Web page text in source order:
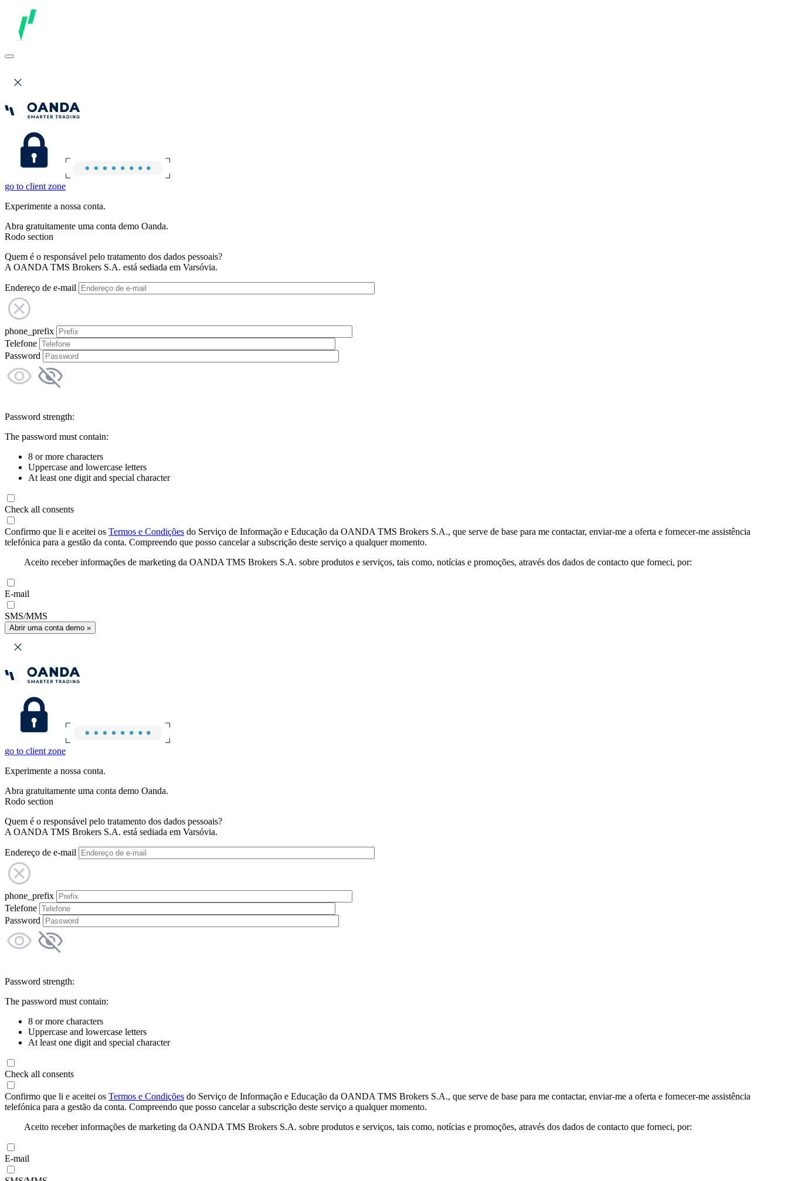
go to client zone
Experimente a nossa conta.
Abra gratuitamente uma conta demo Oanda.
Rodo section
Quem é o responsável pelo tratamento dos dados pessoais?
A OANDA TMS Brokers S.A. está sediada em Varsóvia.
Endereço de e-mail
phone_prefix
Telefone
Password
Password strength:
The password must contain:
8 or more characters
Uppercase and lowercase letters
At least one digit and special character
Check all consents
Confirmo que li e aceitei os Termos e Condições do Serviço de Informação e Educação da OANDA TMS Brokers S.A., que serve de base para me contactar, enviar-me a oferta e fornecer-me assistência
telefónica para a gestão da conta. Compreendo que posso cancelar a subscrição deste serviço a qualquer momento.
Aceito receber informações de marketing da OANDA TMS Brokers S.A. sobre produtos e serviços, tais como, notícias e promoções, através dos dados de contacto que forneci, por:
E-mail
SMS/MMS
Abrir uma conta demo »
go to client zone
Experimente a nossa conta.
Abra gratuitamente uma conta demo Oanda.
Rodo section
Quem é o responsável pelo tratamento dos dados pessoais?
A OANDA TMS Brokers S.A. está sediada em Varsóvia.
Endereço de e-mail
phone_prefix
Telefone
Password
Password strength:
The password must contain:
8 or more characters
Uppercase and lowercase letters
At least one digit and special character
Check all consents
Confirmo que li e aceitei os Termos e Condições do Serviço de Informação e Educação da OANDA TMS Brokers S.A., que serve de base para me contactar, enviar-me a oferta e fornecer-me assistência
telefónica para a gestão da conta. Compreendo que posso cancelar a subscrição deste serviço a qualquer momento.
Aceito receber informações de marketing da OANDA TMS Brokers S.A. sobre produtos e serviços, tais como, notícias e promoções, através dos dados de contacto que forneci, por:
E-mail